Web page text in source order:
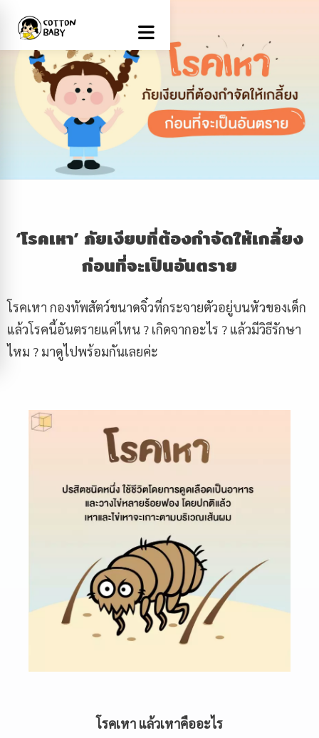
‘โรคเหา’ ภัยเงียบที่ต้องกำจัดให้เกลี้ยง
ก่อนที่จะเป็นอันตราย
โรคเหา กองทัพสัตว์ขนาดจิ๋วที่กระจายตัวอยู่บนหัวของเด็ก
แล้วโรคนี้อันตรายแค่ไหน ? เกิดจากอะไร ? แล้วมีวิธีรักษา
ไหม ? มาดูไปพร้อมกันเลยค่ะ
โรคเหา แล้วเหาคืออะไร